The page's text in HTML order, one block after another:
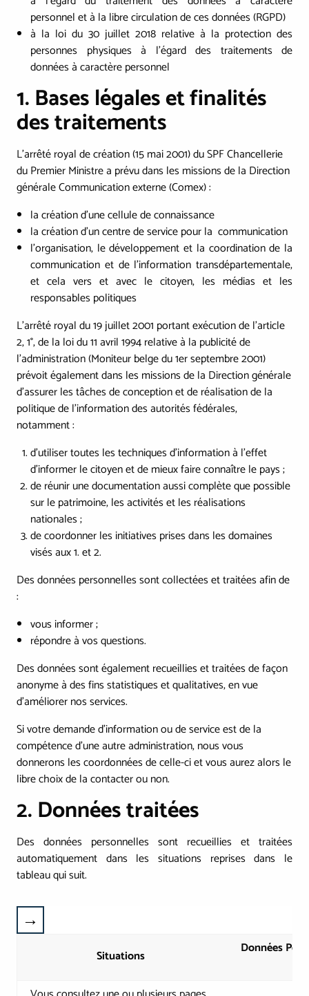
personnel et à la libre circulation de ces données (RGPD)
à la loi du 30 juillet 2018 relative à la protection des
personnes physiques à l'égard des traitements de
données à caractère personnel
1. Bases légales et finalités
des traitements
L’arrêté royal de création (15 mai 2001) du SPF Chancellerie
du Premier Ministre a prévu dans les missions de la Direction
générale Communication externe (Comex) :
la création d'une cellule de connaissance
la création d'un centre de service pour la communication
l'organisation, le développement et la coordination de la
communication et de l'information transdépartementale,
et cela vers et avec le citoyen, les médias et les
responsables politiques
L’arrêté royal du 19 juillet 2001 portant exécution de l'article
2, 1°, de la loi du 11 avril 1994 relative à la publicité de
l’administration (Moniteur belge du 1er septembre 2001)
prévoit également dans les missions de la Direction générale
d’assurer les tâches de conception et de réalisation de la
politique de l'information des autorités fédérales,
notamment :
d'utiliser toutes les techniques d'information à l'effet
d'informer le citoyen et de mieux faire connaître le pays ;
de réunir une documentation aussi complète que possible
sur le patrimoine, les activités et les réalisations
nationales ;
de coordonner les initiatives prises dans les domaines
visés aux 1. et 2.
Des données personnelles sont collectées et traitées afin de
:
vous informer ;
répondre à vos questions.
Des données sont également recueillies et traitées de façon
anonyme à des fins statistiques et qualitatives, en vue
d’améliorer nos services.
Si votre demande d’information ou de service est de la
compétence d’une autre administration, nous vous
donnerons les coordonnées de celle-ci et vous aurez alors le
libre choix de la contacter ou non.
2. Données traitées
Des données personnelles sont recueillies et traitées
automatiquement dans les situations reprises dans le
tableau qui suit.
Situations
Données